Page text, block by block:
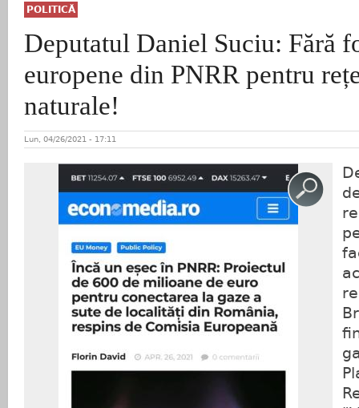
POLITICĂ
Deputatul Daniel Suciu: Fără
europene din PNRR pentru
naturale!
Lun, 04/26/2021 - 17:11